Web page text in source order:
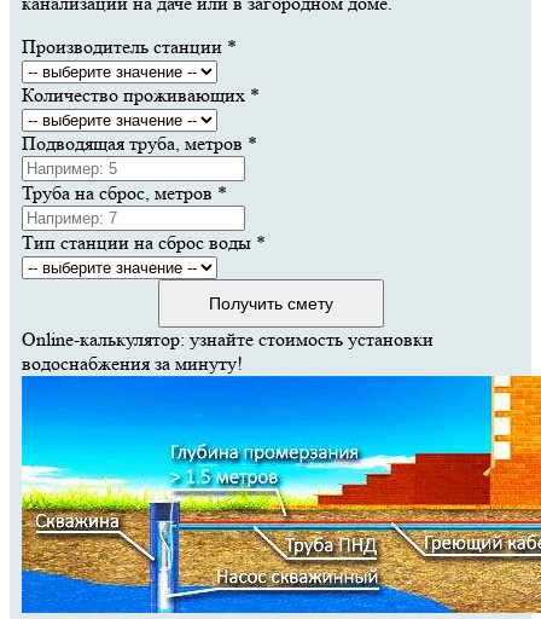
Производитель станции *
Количество проживающих *
Подводящая труба, метров *
Труба на сброс, метров *
Тип станции на сброс воды *
Получить смету
Online-калькулятор: узнайте стоимость установки
водоснабжения за минуту!